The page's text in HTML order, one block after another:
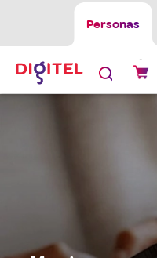
Personas
